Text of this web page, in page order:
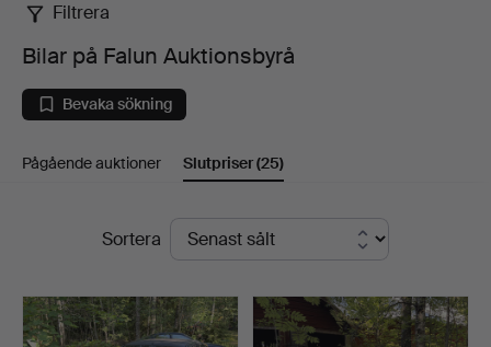
Bilar
på
Falun
Auktionsbyrå
Filtrera
Bilar på Falun Auktionsbyrå
Bevaka sökning
Pågående auktioner Slutpriser(25)
SlutpriserSortera